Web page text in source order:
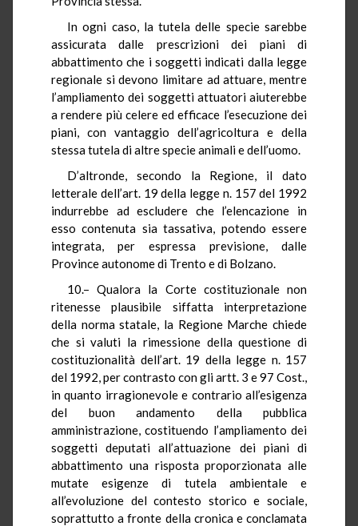
In ogni caso, la tutela delle specie sarebbe
assicurata dalle prescrizioni dei piani di
abbattimento che i soggetti indicati dalla legge
regionale si devono limitare ad attuare, mentre
l’ampliamento dei soggetti attuatori aiuterebbe
a rendere più celere ed efficace l’esecuzione dei
piani, con vantaggio dell’agricoltura e della
stessa tutela di altre specie animali e dell’uomo.
D’altronde, secondo la Regione, il dato
letterale dell’art. 19 della legge n. 157 del 1992
indurrebbe ad escludere che l’elencazione in
esso contenuta sia tassativa, potendo essere
integrata, per espressa previsione, dalle
Province autonome di Trento e di Bolzano.
10.– Qualora la Corte costituzionale non
ritenesse plausibile siffatta interpretazione
della norma statale, la Regione Marche chiede
che si valuti la rimessione della questione di
costituzionalità dell’art. 19 della legge n. 157
del 1992, per contrasto con gli artt. 3 e 97 Cost.,
in quanto irragionevole e contrario all’esigenza
del buon andamento della pubblica
amministrazione, costituendo l’ampliamento dei
soggetti deputati all’attuazione dei piani di
abbattimento una risposta proporzionata alle
mutate esigenze di tutela ambientale e
all’evoluzione del contesto storico e sociale,
soprattutto a fronte della cronica e conclamata